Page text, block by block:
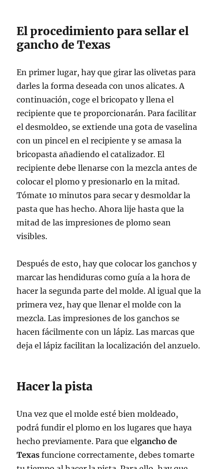
El procedimiento para sellar el
gancho de Texas
En primer lugar, hay que girar las olivetas para
darles la forma deseada con unos alicates. A
continuación, coge el bricopato y llena el
recipiente que te proporcionarán. Para facilitar
el desmoldeo, se extiende una gota de vaselina
con un pincel en el recipiente y se amasa la
bricopasta añadiendo el catalizador. El
recipiente debe llenarse con la mezcla antes de
colocar el plomo y presionarlo en la mitad.
Tómate 10 minutos para secar y desmoldar la
pasta que has hecho. Ahora lije hasta que la
mitad de las impresiones de plomo sean
visibles.
Después de esto, hay que colocar los ganchos y
marcar las hendiduras como guía a la hora de
hacer la segunda parte del molde. Al igual que la
primera vez, hay que llenar el molde con la
mezcla. Las impresiones de los ganchos se
hacen fácilmente con un lápiz. Las marcas que
deja el lápiz facilitan la localización del anzuelo.
Hacer la pista
Una vez que el molde esté bien moldeado,
podrá fundir el plomo en los lugares que haya
hecho previamente. Para que elgancho de
Texasfuncione correctamente, debes tomarte